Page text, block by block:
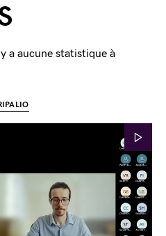
a aucune statistique à